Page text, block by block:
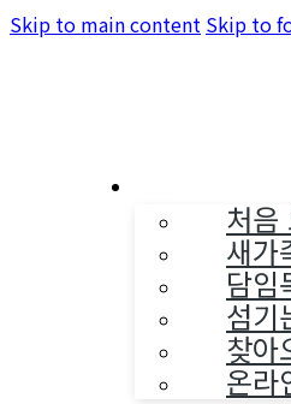
Skip to main content Skip to
처음
새가
담임
섬기
찾아
온라